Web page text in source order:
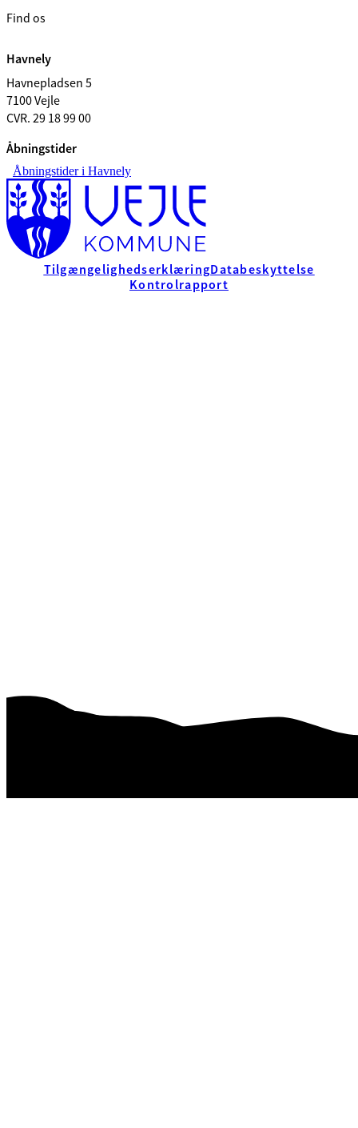
Find os
Havnely
Havnepladsen 5
7100 Vejle
CVR. 29 18 99 00
Åbningstider
Åbningstider i Havnely
TilgængelighedserklæringDatabeskyttelse
Kontrolrapport